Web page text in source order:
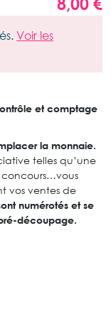
Voir les
et comptage
la monnaie.
telles qu’une
concours…vous
vos ventes de
numérotés et se
découpage.